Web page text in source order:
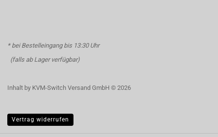
* bei Bestelleingang bis 13:30 Uhr
(falls ab Lager verfügbar)
Inhalt by KVM-Switch Versand GmbH © 2026
Vertrag widerrufen